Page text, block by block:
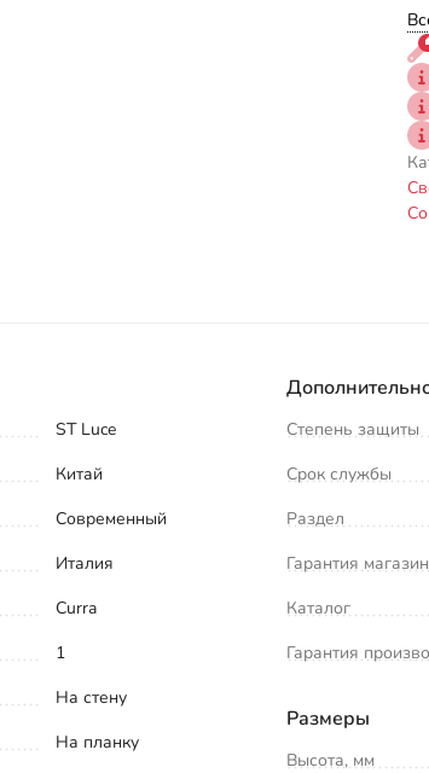
ST Luce
Китай
Современный
Италия
Curra
1
На стену
На планку
Степень защиты
Срок службы
Раздел
Гарантия
Каталог
Гарантия
Размеры
Высота, мм